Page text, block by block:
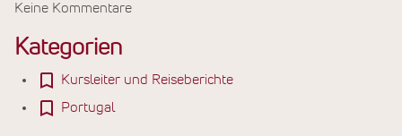
Keine Kommentare
Kategorien
Kursleiter und Reiseberichte
Portugal